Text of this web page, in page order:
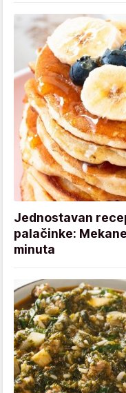
Jednostavan
palačinke:
minuta